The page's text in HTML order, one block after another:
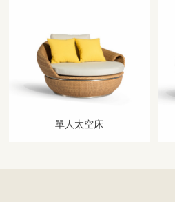
單人太空床